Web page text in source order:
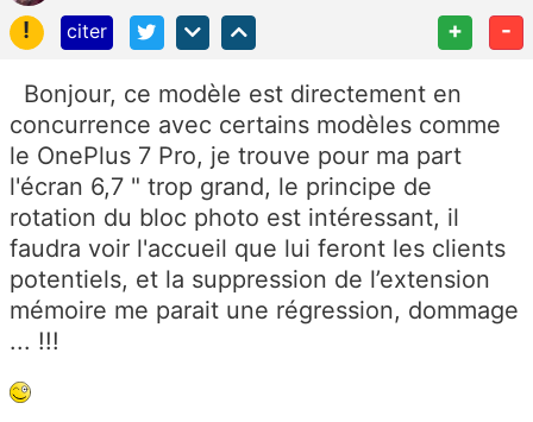
!
citer + -
Bonjour, ce modèle est directement en
concurrence avec certains modèles comme
le OnePlus 7 Pro, je trouve pour ma part
l'écran 6,7 " trop grand, le principe de
rotation du bloc photo est intéressant, il
faudra voir l'accueil que lui feront les clients
potentiels, et la suppression de l’extension
mémoire me parait une régression, dommage
... !!!